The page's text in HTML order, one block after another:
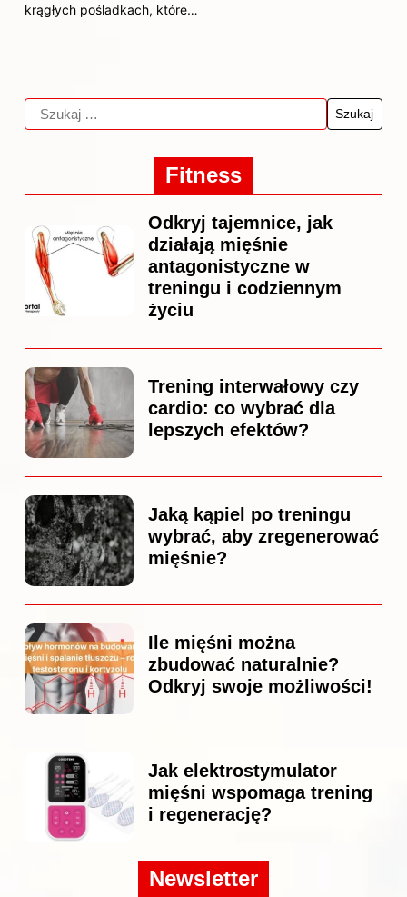
krągłych pośladkach, które…
Fitness
Odkryj tajemnice, jak
działają mięśnie
antagonistyczne w
treningu i codziennym
życiu
Trening interwałowy czy
cardio: co wybrać dla
lepszych efektów?
Jaką kąpiel po treningu
wybrać, aby zregenerować
mięśnie?
Ile mięśni można
zbudować naturalnie?
Odkryj swoje możliwości!
Jak elektrostymulator
mięśni wspomaga trening
i regenerację?
Newsletter